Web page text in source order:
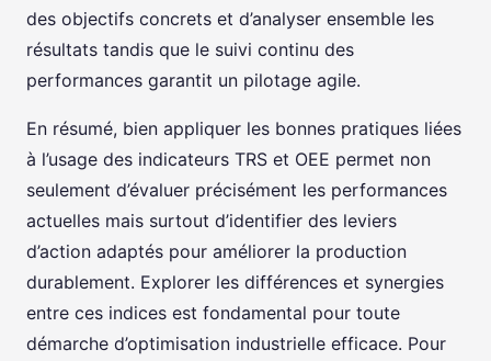
des objectifs concrets et d’analyser ensemble les
résultats tandis que le suivi continu des
performances garantit un pilotage agile.
En résumé, bien appliquer les bonnes pratiques liées
à l’usage des indicateurs TRS et OEE permet non
seulement d’évaluer précisément les performances
actuelles mais surtout d’identifier des leviers
d’action adaptés pour améliorer la production
durablement. Explorer les différences et synergies
entre ces indices est fondamental pour toute
démarche d’optimisation industrielle efficace. Pour